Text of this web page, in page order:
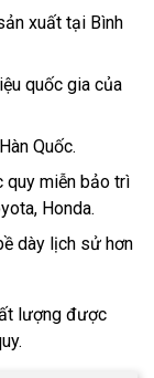
xuất tại Bình
quốc gia của
Quốc.
quy miễn bảo trì
Honda.
dày lịch sử hơn
lượng được